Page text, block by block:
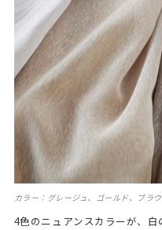
カラー：グレージュ、ゴールド、ブラ
4色のニュアンスカラーが、